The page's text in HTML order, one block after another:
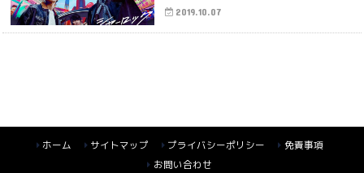
2019.10.07
ホーム サイトマップ プライバシーポリシー
免責事項
お問い合わせ